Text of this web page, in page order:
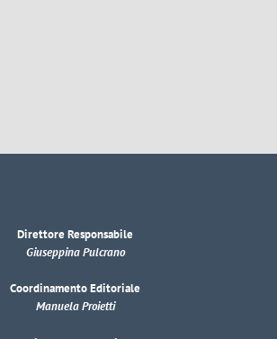
Direttore Responsabile
Giuseppina Pulcrano
Coordinamento Editoriale
Manuela Proietti